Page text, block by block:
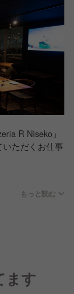
R Niseko」
ただくお仕事
したい」
を100%使用
石窯で焼き上
す。テイクア
お客様にピザ
もっと読む
ます